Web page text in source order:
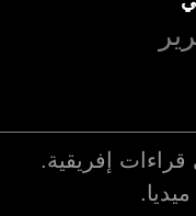
قراءات إفريقية.
.